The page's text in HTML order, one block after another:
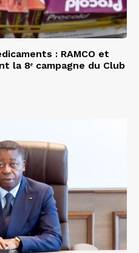
: RAMCO et
la 8ᵉ campagne du Club